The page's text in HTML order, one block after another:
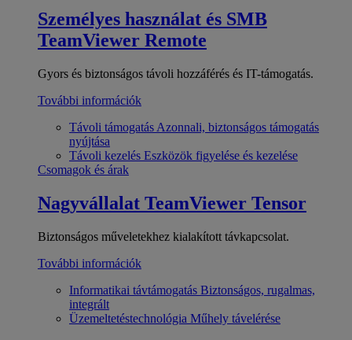
Személyes használat és SMB
TeamViewer Remote
Gyors és biztonságos távoli hozzáférés és IT-támogatás.
További információk
Távoli támogatás Azonnali, biztonságos támogatás
nyújtása
Távoli kezelés Eszközök figyelése és kezelése
Csomagok és árak
Nagyvállalat TeamViewer Tensor
Biztonságos műveletekhez kialakított távkapcsolat.
További információk
Informatikai távtámogatás Biztonságos, rugalmas,
integrált
Üzemeltetéstechnológia Műhely távelérése